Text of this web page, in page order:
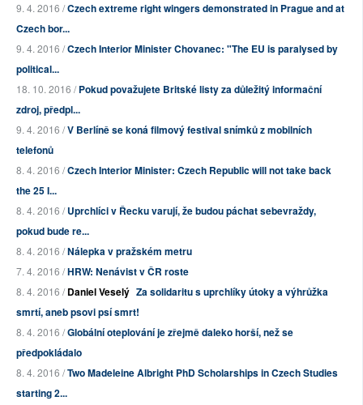
9. 4. 2016 /Czech extreme right wingers demonstrated in Prague and at
Czech bor...
9. 4. 2016 /Czech Interior Minister Chovanec: "The EU is paralysed by
political...
18. 10. 2016 /Pokud považujete Britské listy za důležitý informační
zdroj, předpl...
9. 4. 2016 /V Berlíně se koná filmový festival snímků z mobilních
telefonů
8. 4. 2016 /Czech Interior Minister: Czech Republic will not take back
the 25 I...
8. 4. 2016 /Uprchlíci v Řecku varují, že budou páchat sebevraždy,
pokud bude re...
8. 4. 2016 /Nálepka v pražském metru
7. 4. 2016 /HRW: Nenávist v ČR roste
8. 4. 2016 /Daniel Veselý Za solidaritu s uprchlíky útoky a výhrůžka
smrtí, aneb psovi psí smrt!
8. 4. 2016 /Globální oteplování je zřejmě daleko horší, než se
předpokládalo
8. 4. 2016 /Two Madeleine Albright PhD Scholarships in Czech Studies
starting 2...